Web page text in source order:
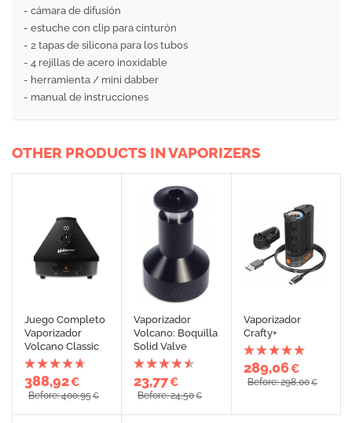
- cámara de difusión
- estuche con clip para cinturón
- 2 tapas de silicona para los tubos
- 4 rejillas de acero inoxidable
- herramienta / mini dabber
- manual de instrucciones
OTHER PRODUCTS IN VAPORIZERS
Juego Completo
Vaporizador
Volcano Classic
388,92€
Before: 400,95€
Vaporizador
Volcano: Boquilla
Solid Valve
23,77€
Before: 24,50€
Vaporizador
Crafty+
289,06€
Before: 298,00€